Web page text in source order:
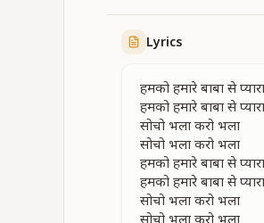
Lyrics
हमको हमारे बाबा से प्यारा
हमको हमारे बाबा से प्यारा
सोचो भला करो भला
सोचो भला करो भला
हमको हमारे बाबा से प्यारा
हमको हमारे बाबा से प्यारा
सोचो भला करो भला
सोचो भला करो भला